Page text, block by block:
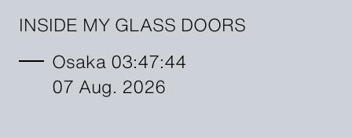
INSIDE MY GLASS DOORS
Osaka 03:47:45
07 Aug. 2026